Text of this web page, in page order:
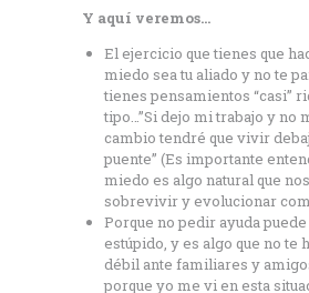
Y aquí veremos…
El ejercicio que tienes que
miedo sea tu aliado y no te
tienes pensamientos “casi”
tipo…”Si dejo mi trabajo y no
cambio tendré que vivir
puente” (Es importante
miedo es algo natural que
sobrevivir y evolucionar
Porque no pedir ayuda
estúpido, y es algo que no te
débil ante familiares y
porque yo me vi en esta